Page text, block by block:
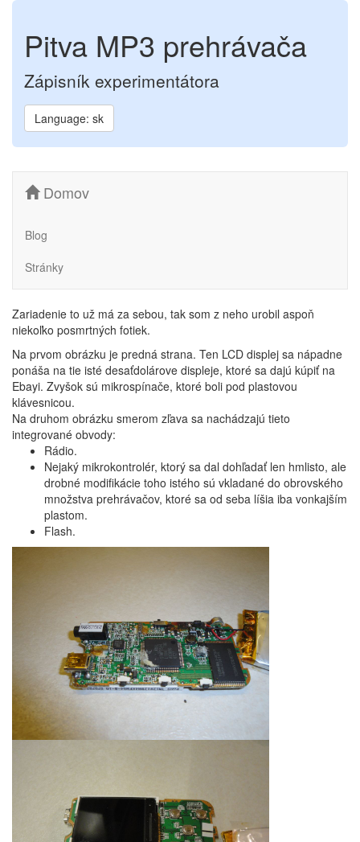
Pitva MP3 prehrávača
Zápisník experimentátora
Language: sk
Domov
Blog
Stránky
Zariadenie to už má za sebou, tak som z neho urobil aspoň
niekoľko posmrtných fotiek.
Na prvom obrázku je predná strana. Ten LCD displej sa nápadne
ponáša na tie isté desaťdolárove displeje, ktoré sa dajú kúpiť na
Ebayi. Zvyšok sú mikrospínače, ktoré boli pod plastovou
klávesnicou.
Na druhom obrázku smerom zľava sa nachádzajú tieto
integrované obvody:
Rádio.
Nejaký mikrokontrolér, ktorý sa dal dohľadať len hmlisto, ale
drobné modifikácie toho istého sú vkladané do obrovského
množstva prehrávačov, ktoré sa od seba líšia iba vonkajším
plastom.
Flash.